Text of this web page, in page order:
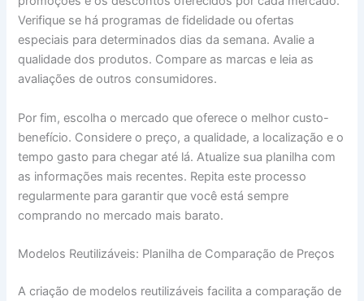
Verifique se há programas de fidelidade ou ofertas
especiais para determinados dias da semana. Avalie a
qualidade dos produtos. Compare as marcas e leia as
avaliações de outros consumidores.
Por fim, escolha o mercado que oferece o melhor custo-
benefício. Considere o preço, a qualidade, a localização e o
tempo gasto para chegar até lá. Atualize sua planilha com
as informações mais recentes. Repita este processo
regularmente para garantir que você está sempre
comprando no mercado mais barato.
Modelos Reutilizáveis: Planilha de Comparação de Preços
A criação de modelos reutilizáveis facilita a comparação de